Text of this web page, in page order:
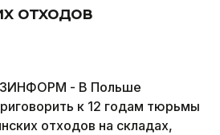
отходов
- В Польше
к 12 годам тюрьмы
отходов на складах,